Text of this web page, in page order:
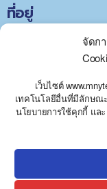
จัดก
เว็บไซต์
เทคโนโลยีอื่นที่มีลักษณะ
นโยบายการใช้คุกกี้ แล
ที่อยู่
Click to